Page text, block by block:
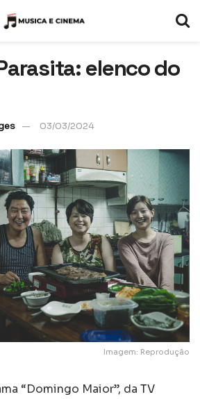
elenco do
03/03/2024
Imagem: Reprodução
“Domingo Maior”, da TV